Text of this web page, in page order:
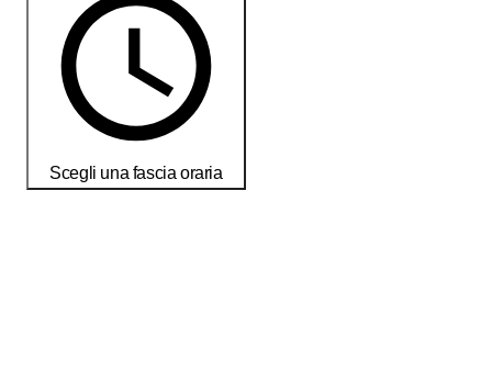
Scegli una fascia oraria